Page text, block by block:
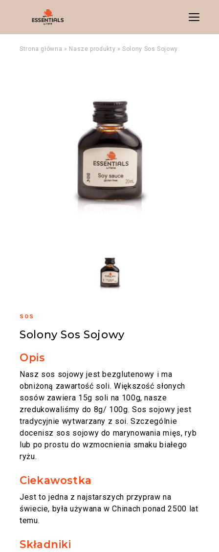
Menu
Strona główna » Nasze produkty »Solony Sos Sojowy
SOS
Solony Sos Sojowy
Opis
Nasz sos sojowy jest bezglutenowy i ma
obniżoną zawartość soli. Większość słonych
sosów zawiera 15g soli na 100g, nasze
zredukowaliśmy do 8g/ 100g. Sos sojowy jest
tradycyjnie wytwarzany z soi. Szczególnie
docenisz sos sojowy do marynowania mięs, ryb
lub po prostu do wzmocnienia smaku białego
ryżu.
Ciekawostka
Jest to jedna z najstarszych przypraw na
świecie, była używana w Chinach ponad 2500 lat
temu.
Składniki